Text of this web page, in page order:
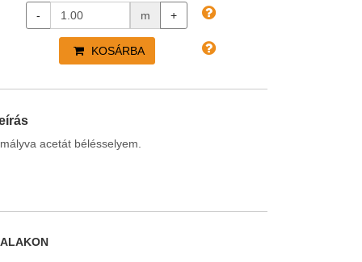
- m +
KOSÁRBA
acetát bélésselyem.